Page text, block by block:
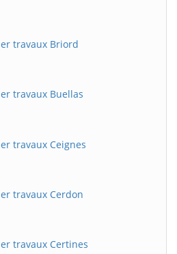
travaux Briord
travaux Buellas
travaux Ceignes
travaux Cerdon
travaux Certines